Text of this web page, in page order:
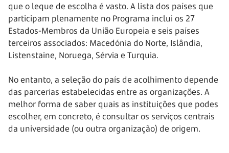
que o leque de escolha é vasto. A lista dos países que
participam plenamente no Programa inclui os 27
Estados-Membros da União Europeia e seis países
terceiros associados: Macedónia do Norte, Islândia,
Listenstaine, Noruega, Sérvia e Turquia.
No entanto, a seleção do país de acolhimento depende
das parcerias estabelecidas entre as organizações. A
melhor forma de saber quais as instituições que podes
escolher, em concreto, é consultar os serviços centrais
da universidade (ou outra organização) de origem.